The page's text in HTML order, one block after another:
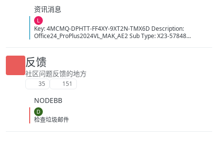
资讯消息
L
Key: 4MCMQ-DPHTT-FF4XY-9XT2N-TMX6D Description:
Office24_ProPlus2024VL_MAK_AE2 Sub Type: X23-57848
反馈
社区问题反馈的地方
35 151
NODEBB
D
检查垃圾邮件